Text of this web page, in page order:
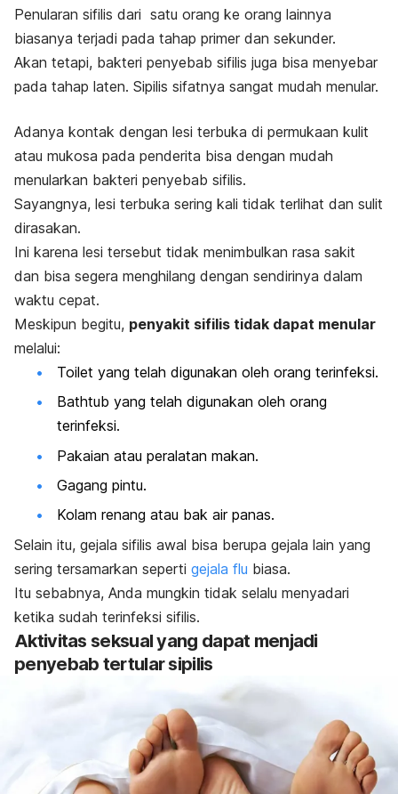
Penularan sifilis dari satu orang ke orang lainnya
biasanya terjadi pada tahap primer dan sekunder.
Akan tetapi, bakteri penyebab sifilis juga bisa menyebar
pada tahap laten. Sipilis sifatnya sangat mudah menular.
Adanya kontak dengan lesi terbuka di permukaan kulit
atau mukosa pada penderita bisa dengan mudah
menularkan bakteri penyebab sifilis.
Sayangnya, lesi terbuka sering kali tidak terlihat dan sulit
dirasakan.
Ini karena lesi tersebut tidak menimbulkan rasa sakit
dan bisa segera menghilang dengan sendirinya dalam
waktu cepat.
Meskipun begitu, penyakit sifilis tidak dapat menular
melalui:
Toilet yang telah digunakan oleh orang terinfeksi.
Bathtub yang telah digunakan oleh orang
terinfeksi.
Pakaian atau peralatan makan.
Gagang pintu.
Kolam renang atau bak air panas.
Selain itu, gejala sifilis awal bisa berupa gejala lain yang
sering tersamarkan seperti gejala flu biasa.
Itu sebabnya, Anda mungkin tidak selalu menyadari
ketika sudah terinfeksi sifilis.
Aktivitas seksual yang dapat menjadi
penyebab tertular sipilis